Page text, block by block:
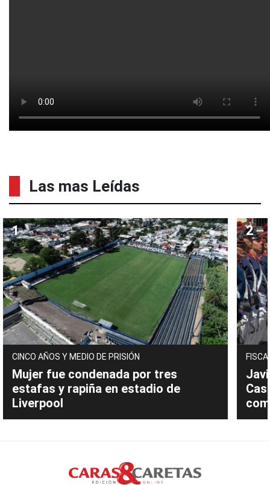
Las mas Leídas
CINCO AÑOS Y MEDIO DE PRISIÓN
Mujer fue condenada por tres
estafas y rapiña en estadio de
Liverpool